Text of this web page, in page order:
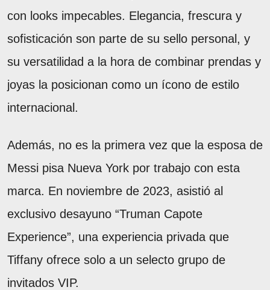
con looks impecables. Elegancia, frescura y
sofisticación son parte de su sello personal, y
su versatilidad a la hora de combinar prendas y
joyas la posicionan como un ícono de estilo
internacional.
Además, no es la primera vez que la esposa de
Messi pisa Nueva York por trabajo con esta
marca. En noviembre de 2023, asistió al
exclusivo desayuno “Truman Capote
Experience”, una experiencia privada que
Tiffany ofrece solo a un selecto grupo de
invitados VIP.